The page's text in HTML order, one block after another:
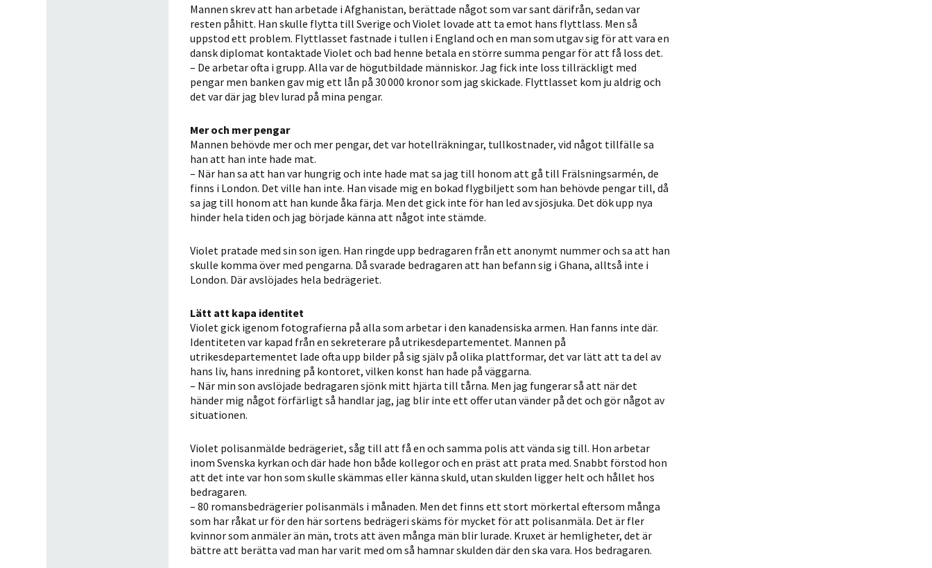
Mannen skrev att han arbetade i Afghanistan, berättade något som var sant därifrån, sedan var
resten påhitt. Han skulle flytta till Sverige och Violet lovade att ta emot hans flyttlass. Men så
uppstod ett problem. Flyttlasset fastnade i tullen i England och en man som utgav sig för att vara en
dansk diplomat kontaktade Violet och bad henne betala en större summa pengar för att få loss det.
– De arbetar ofta i grupp. Alla var de högutbildade människor. Jag fick inte loss tillräckligt med
pengar men banken gav mig ett lån på 30 000 kronor som jag skickade. Flyttlasset kom ju aldrig och
det var där jag blev lurad på mina pengar.
Mer och mer pengar
Mannen behövde mer och mer pengar, det var hotellräkningar, tullkostnader, vid något tillfälle sa
han att han inte hade mat.
– När han sa att han var hungrig och inte hade mat sa jag till honom att gå till Frälsningsarmén, de
finns i London. Det ville han inte. Han visade mig en bokad flygbiljett som han behövde pengar till, då
sa jag till honom att han kunde åka färja. Men det gick inte för han led av sjösjuka. Det dök upp nya
hinder hela tiden och jag började känna att något inte stämde.
Violet pratade med sin son igen. Han ringde upp bedragaren från ett anonymt nummer och sa att han
skulle komma över med pengarna. Då svarade bedragaren att han befann sig i Ghana, alltså inte i
London. Där avslöjades hela bedrägeriet.
Lätt att kapa identitet
Violet gick igenom fotografierna på alla som arbetar i den kanadensiska armen. Han fanns inte där.
Identiteten var kapad från en sekreterare på utrikesdepartementet. Mannen på
utrikesdepartementet lade ofta upp bilder på sig själv på olika plattformar, det var lätt att ta del av
hans liv, hans inredning på kontoret, vilken konst han hade på väggarna.
– När min son avslöjade bedragaren sjönk mitt hjärta till tårna. Men jag fungerar så att när det
händer mig något förfärligt så handlar jag, jag blir inte ett offer utan vänder på det och gör något av
situationen.
Violet polisanmälde bedrägeriet, såg till att få en och samma polis att vända sig till. Hon arbetar
inom Svenska kyrkan och där hade hon både kollegor och en präst att prata med. Snabbt förstod hon
att det inte var hon som skulle skämmas eller känna skuld, utan skulden ligger helt och hållet hos
bedragaren.
– 80 romansbedrägerier polisanmäls i månaden. Men det finns ett stort mörkertal eftersom många
som har råkat ur för den här sortens bedrägeri skäms för mycket för att polisanmäla. Det är fler
kvinnor som anmäler än män, trots att även många män blir lurade. Kruxet är hemligheter, det är
bättre att berätta vad man har varit med om så hamnar skulden där den ska vara. Hos bedragaren.
de här
kakorna
kommer viss
funktionalitet
att försvinna
Genom att dela
med dig av dina
intressen och ditt
chansen att få se